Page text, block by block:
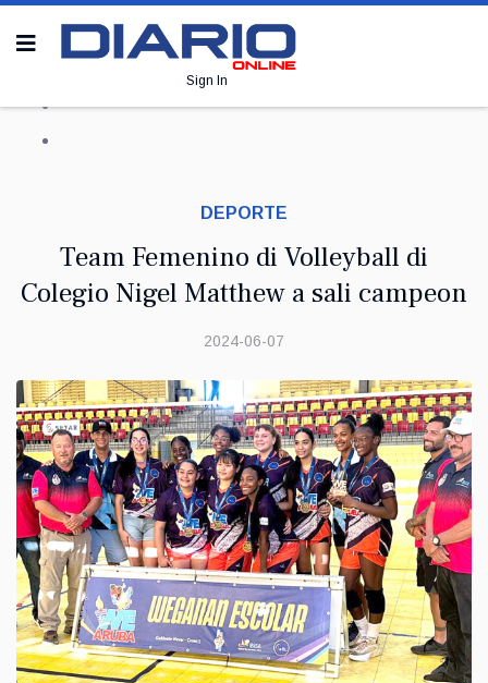
Sign In
DEPORTE
Team Femenino di Volleyball di
Colegio Nigel Matthew a sali campeon
2024-06-07